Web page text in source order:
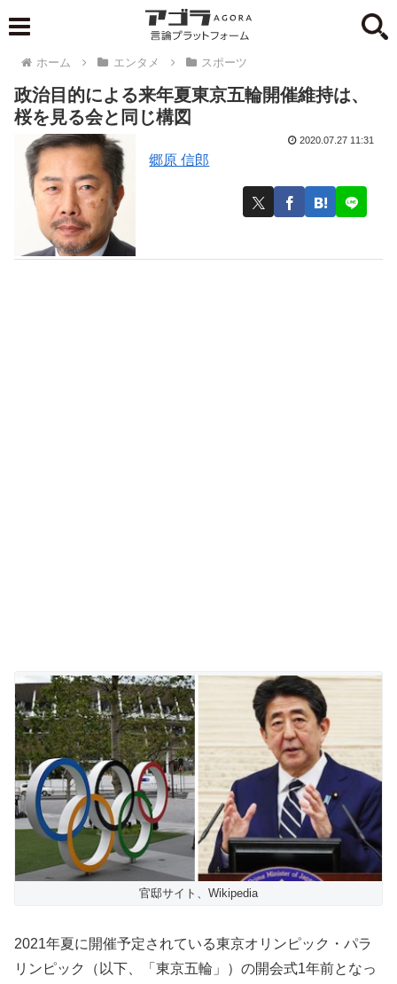
ホーム エンタメ スポーツ
政治目的による来年夏東京五輪開催維持は、
桜を見る会と同じ構図
郷原 信郎
2020.07.27 11:31
官邸サイト、Wikipedia
2021年夏に開催予定されている東京オリンピック・パラ
リンピック（以下、「東京五輪」）の開会式1年前となっ